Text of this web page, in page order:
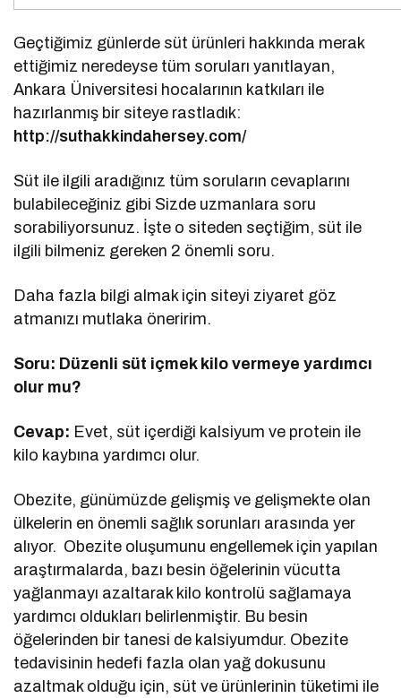
Geçtiğimiz günlerde süt ürünleri hakkında merak
ettiğimiz neredeyse tüm soruları yanıtlayan,
Ankara Üniversitesi hocalarının katkıları ile
hazırlanmış bir siteye rastladık:
http://suthakkindahersey.com/
Süt ile ilgili aradığınız tüm soruların cevaplarını
bulabileceğiniz gibi Sizde uzmanlara soru
sorabiliyorsunuz. İşte o siteden seçtiğim, süt ile
ilgili bilmeniz gereken 2 önemli soru.
Daha fazla bilgi almak için siteyi ziyaret göz
atmanızı mutlaka öneririm.
Soru: Düzenli süt içmek kilo vermeye yardımcı
olur mu?
Cevap: Evet, süt içerdiği kalsiyum ve protein ile
kilo kaybına yardımcı olur.
Obezite, günümüzde gelişmiş ve gelişmekte olan
ülkelerin en önemli sağlık sorunları arasında yer
alıyor. Obezite oluşumunu engellemek için yapılan
araştırmalarda, bazı besin öğelerinin vücutta
yağlanmayı azaltarak kilo kontrolü sağlamaya
yardımcı oldukları belirlenmiştir. Bu besin
öğelerinden bir tanesi de kalsiyumdur. Obezite
tedavisinin hedefi fazla olan yağ dokusunu
azaltmak olduğu için, süt ve ürünlerinin tüketimi ile